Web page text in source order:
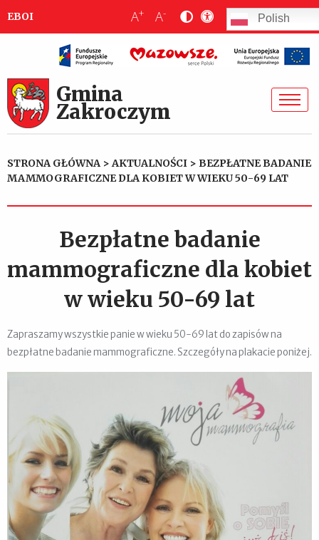
EBOI A+ A- Polish
Gmina
Zakroczym
STRONA GŁÓWNA >AKTUALNOŚCI > BEZPŁATNE BADANIE
MAMMOGRAFICZNE DLA KOBIET W WIEKU 50-69 LAT
Bezpłatne badanie
mammograficzne dla kobiet
w wieku 50-69 lat
Zapraszamy wszystkie panie w wieku 50-69 lat do zapisów na
bezpłatne badanie mammograficzne. Szczegóły na plakacie poniżej.